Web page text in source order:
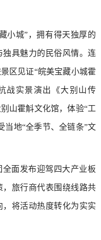
小城”，拥有得天独厚的
具魅力的民俗风情。连
区见证“皖美宝藏小城霍
战实景演出《大别山传
山霍斛文化馆，体验“工
当地“全季节、全链条”文
面发布迎驾四大产业板
旅行商代表围绕线路共
将活动热度转化为实实